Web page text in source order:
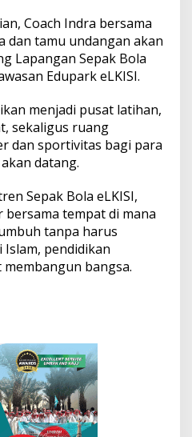
Coach Indra bersama
dan tamu undangan akan
Lapangan Sepak Bola
Edupark eLKISI.
menjadi pusat latihan,
sekaligus ruang
dan sportivitas bagi para
datang.
Sepak Bola eLKISI,
tempat di mana
tanpa harus
pendidikan
bangsa.